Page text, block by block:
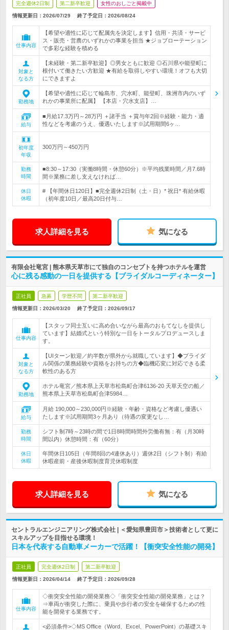
完全週休2日制 第二新卒歓迎 女性のおしごと掲載中
情報更新日：2026/07/29 終了予定日： 2026/08/24
仕事内容
【希望や適性に応じて配属先を決定します】信用・共済・サービ
ス・販売・営農のいずれかの事業を担当 ★ジョブローテーション
で多彩な経験を積める
対象と
なる方
【未経験・第二新卒歓迎】◎男女ともに歓迎 ◎石川県や能登町に
根付いて働きたい方歓迎 ★有給を取得しやすい環境！オフも大切
にできますよ
勤務地
【希望や適性に応じて輪島市、穴水町、能登町、珠洲市内のいず
れかの事業所に配属】 【本店・穴水支店】…
給与
■月給17.3万円～28万円 ＋諸手当 ＋賞与年2回※経験・能力・適
性などを考慮のうえ、優遇いたします※試用期間6ヶ…
初年度
年収
300万円～450万円
勤務
時間
■8:30～17:30（実働8時間・休憩60分）※平均残業時間／月7.6時
間※業務に差し支えなければ…
休日
休暇
# 【年間休日120日】■完全週休2日制（土・日）* 祝日* 有給休暇
（初年度10日／最高20日付与…
求人詳細を見る 気になる
有限会社竜宮 | 熊本県天草市にて独自のコンセプトを持つホテルを運営
心に残る感動の一日を提供する【ブライダルコーディネーター】
正社員 急募 学歴不問 第二新卒歓迎
情報更新日：2026/03/20 終了予定日： 2026/09/17
仕事内容
【スタッフ同士互いに高め合いながら最高のおもてなしを提供し
ています】結婚式という特別な一日をトータルプロデュースしま
す。
対象と
なる方
【UIターン歓迎／約半数が県外から就職しています】◆ブライダ
ル関係の業務経験や資格をお持ちの方◆臨機応変に対応できる柔
軟性のある方
勤務地
ホテル竜宮／熊本県上天草市松島町合津6136-20 天草天空の船／
熊本県上天草市松島町合津5984…
給与
月給 190,000～230,000円※経験・年齢・資格など考慮し優遇い
たします※試用期間3ヶ月あり（待遇の変更なし…
勤務
時間
シフト制7時～23時の間で1日8時間時間外労働有無：有（月30時
間以内）休憩時間：有（60分）
休日
休暇
年間休日105日（年間8回の4連休あり）週休2日（シフト制）有給
休暇産前・産後休暇制度育児休暇制度
求人詳細を見る 気になる
セントラルエンジニアリング株式会社 | ＜愛知県豊田市＞技術者として更に
スキルアップを目指せる環境！
日本を代表する自動車メーカーで活躍！【衝突安全性能の開発】
正社員 完全週休2日制 第二新卒歓迎
情報更新日：2026/04/14 終了予定日： 2026/09/28
仕事内容
◇衝突安全性能の開発業務◇「衝突安全性能の開発業務」とは？
⇒車両が衝突した際に、乗員や歩行者の安全を確保するための性
能を開発する業務です。
<必須条件>◇MS Office（Word、Excel、PowerPoint）の基礎スキ